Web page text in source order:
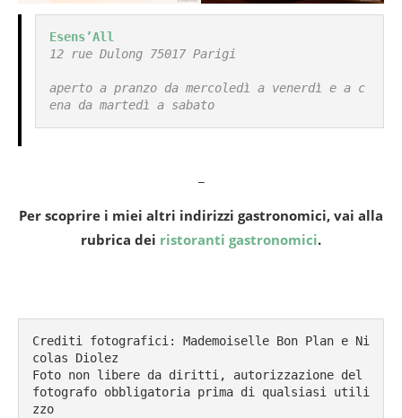
Esens’All
12 rue Dulong 75017 Parigi
aperto a pranzo da mercoledì a venerdì e a c
ena da martedì a sabato
Per scoprire i miei altri indirizzi gastronomici, vai alla
rubrica dei ristoranti gastronomici.
Crediti fotografici: Mademoiselle Bon Plan e Ni
colas Diolez
Foto non libere da diritti, autorizzazione del
fotografo obbligatoria prima di qualsiasi utili
zzo